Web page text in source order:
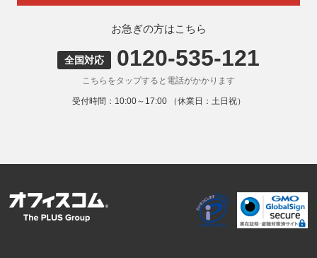
弊社ウェブサイトでは、利用者が当ウェブサイトを閲覧した
状況の分析のためにCookieを利用していますが、Cookieによ
る個人情報の取得はしていません。
9. 外国にある第三者への提供
お客様の個人情報を下記海外の個人情報取扱事業者へ提供す
る場合があります。
提供先の所在国の名称：アメリカ（Google LLC）
当該外国における個人情報の保護に関する制度：APECの
外国における個人情報の保護に関する制度等の詳細は以下を
ご確認下さい。
お急ぎの方はこちら
全国対応 0120-535-121
こちらをタップすると電話がかかります
受付時間：10:00～17:00 （休業日：土日祝）